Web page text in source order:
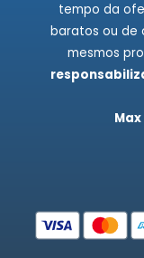
tempo da
baratos ou de
mesmos